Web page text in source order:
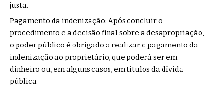
justa.
Pagamento da indenização: Após concluir o
procedimento e a decisão final sobre a desapropriação,
o poder público é obrigado a realizar o pagamento da
indenização ao proprietário, que poderá ser em
dinheiro ou, em alguns casos, em títulos da dívida
pública.